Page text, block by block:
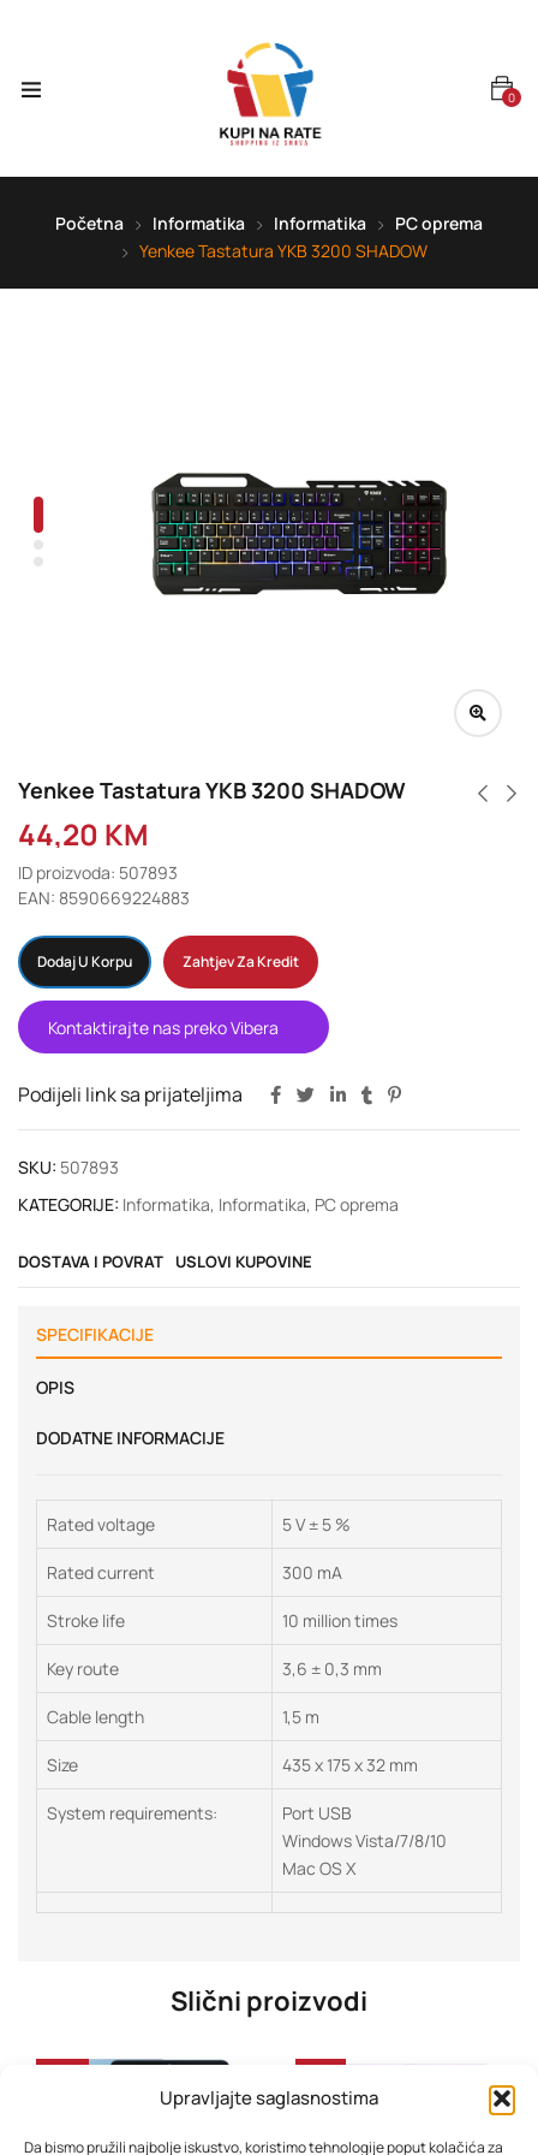
Upravljajte saglasnostima
Da bismo pružili najbolje iskustvo, koristimo tehnologije poput kolačića za
0
Početna Informatika Informatika
PC oprema
Yenkee Tastatura YKB 3200 SHADOW
Yenkee Tastatura YKB 3200 SHADOW
44,20 KM
ID proizvoda: 507893
EAN: 8590669224883
Dodaj U Korpu Zahtjev Za Kredit
Kontaktirajte nas preko Vibera
Podijeli link sa prijateljima
SKU: 507893
KATEGORIJE: Informatika, Informatika, PC oprema
DOSTAVA I POVRAT USLOVI KUPOVINE
SPECIFIKACIJE
OPIS
DODATNE INFORMACIJE
Rated voltage 5 V ± 5 %
Rated current 300 mA
Stroke life 10 million times
Key route 3,6 ± 0,3 mm
Cable length 1,5 m
Size 435 x 175 x 32 mm
System requirements:
Port USB
Windows Vista/7/8/10
Mac OS X
Slični proizvodi
-28% -31%